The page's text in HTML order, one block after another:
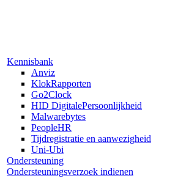
Kennisbank
Anviz
KlokRapporten
Go2Clock
HID DigitalePersoonlijkheid
Malwarebytes
PeopleHR
Tijdregistratie en aanwezigheid
Uni-Ubi
Ondersteuning
Ondersteuningsverzoek indienen